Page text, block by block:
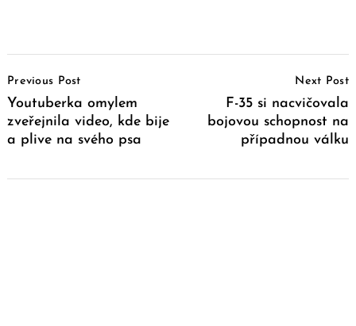
Navigation
Previous Post
Youtuberka omylem
zveřejnila video, kde bije
a plive na svého psa
Next Post
F-35 si nacvičovala
bojovou schopnost na
případnou válku